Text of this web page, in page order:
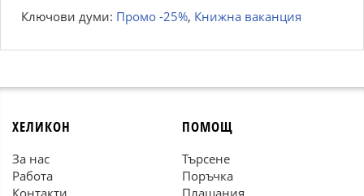
Ключови думи: Промо -25%, Книжна ваканция
ХЕЛИКОН
За нас
Работа
Контакти
ПОМОЩ
Търсене
Поръчка
Плащания